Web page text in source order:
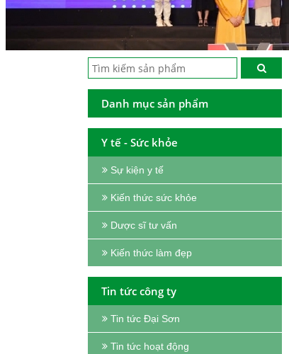
Danh mục sản phẩm
Y tế - Sức khỏe
Sự kiện y tế
Kiến thức sức khỏe
Dược sĩ tư vấn
Kiến thức làm đẹp
Tin tức công ty
Tin tức Đại Sơn
Tin tức hoạt động